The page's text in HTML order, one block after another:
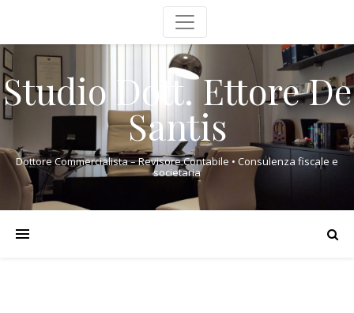
Studio Dott. Ettore De
Santis
Dottore Commercialista – Revisore Contabile • Consulenza fiscale e
societaria